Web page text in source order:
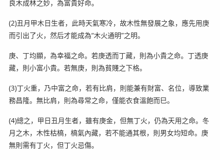
良木成林之妙，為富貴好命。
(2)丑月甲木日生者，此時天氣寒冷，故木性無發展之象，應先用庚
而引出了火，然后才能成為“木火通明”之明。
庚、丁均顯，為幸福之命。若庚透而丁藏，則為小貴之命。丁透庚
藏，則小富小貴。若無庚，則為貧賤之下格。
(3)丁火重，乃中富之命，若有比肩，則能兼有財富、名位，導致業
務昌隆。無比肩，則為尋常之命，僅能衣食溫飽而巳。
(4)總之，甲日丑月生者，雖有庚金，但無丁火，仍為天用之命。冬
月之木，木性枯槁，槁氣內藏，若不能通其根，則男女均短命。庚
無則需有丁火，但丁火忌傷。